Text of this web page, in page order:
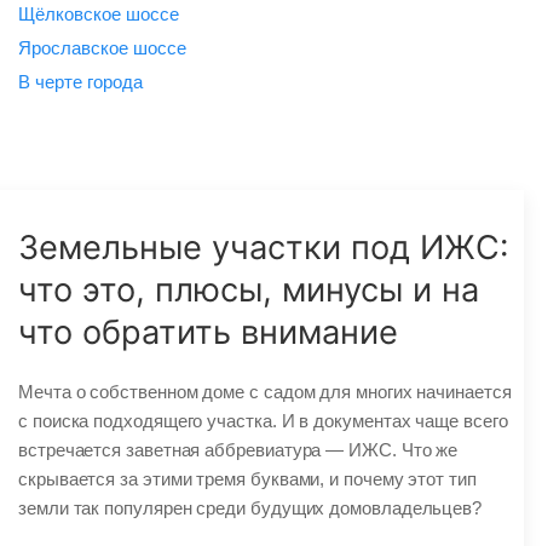
Щёлковское шоссе
Ярославское шоссе
B черте города
Земельные участки под ИЖС:
что это, плюсы, минусы и на
что обратить внимание
Мечта о собственном доме с садом для многих начинается
с поиска подходящего участка. И в документах чаще всего
встречается заветная аббревиатура — ИЖС. Что же
скрывается за этими тремя буквами, и почему этот тип
земли так популярен среди будущих домовладельцев?